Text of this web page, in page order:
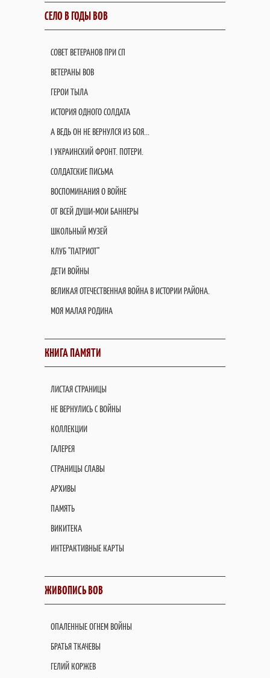
СЕЛО В ГОДЫ ВОВ
СОВЕТ ВЕТЕРАНОВ ПРИ СП
ВЕТЕРАНЫ ВОВ
ГЕРОИ ТЫЛА
ИСТОРИЯ ОДНОГО СОЛДАТА
А ВЕДЬ ОН НЕ ВЕРНУЛСЯ ИЗ БОЯ...
I УКРАИНСКИЙ ФРОНТ. ПОТЕРИ.
СОЛДАТСКИЕ ПИСЬМА
ВОСПОМИНАНИЯ О ВОЙНЕ
ОТ ВСЕЙ ДУШИ-МОИ БАННЕРЫ
ШКОЛЬНЫЙ МУЗЕЙ
КЛУБ "ПАТРИОТ"
ДЕТИ ВОЙНЫ
ВЕЛИКАЯ ОТЕЧЕСТВЕННАЯ ВОЙНА В ИСТОРИИ РАЙОНА.
МОЯ МАЛАЯ РОДИНА
КНИГА ПАМЯТИ
ЛИСТАЯ СТРАНИЦЫ
НЕ ВЕРНУЛИСЬ С ВОЙНЫ
КОЛЛЕКЦИИ
ГАЛЕРЕЯ
СТРАНИЦЫ СЛАВЫ
АРХИВЫ
ПАМЯТЬ
ВИКИТЕКА
ИНТЕРАКТИВНЫЕ КАРТЫ
ЖИВОПИСЬ ВОВ
ОПАЛЕННЫЕ ОГНЕМ ВОЙНЫ
БРАТЬЯ ТКАЧЕВЫ
ГЕЛИЙ КОРЖЕВ